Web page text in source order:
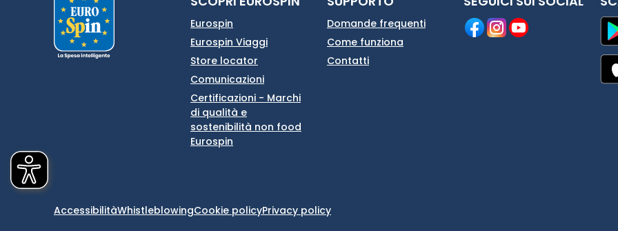
Eurospin
Eurospin Viaggi
Store locator
Comunicazioni
Certificazioni - Marchi
di qualità e
sostenibilità non food
Eurospin
Domande frequenti
Come funziona
Contatti
AccessibilitàWhistleblowingCookie policyPrivacy policy